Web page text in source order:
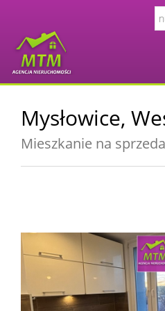
Mysłowice,
Mieszkanie na